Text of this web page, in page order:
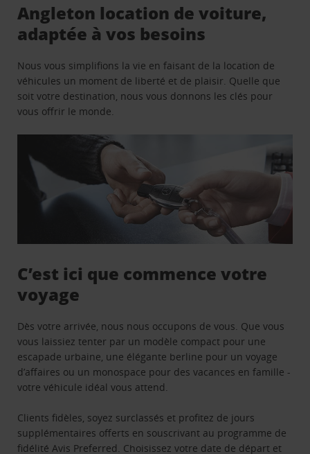
Angleton location de voiture,
adaptée à vos besoins
Nous vous simplifions la vie en faisant de la location de
véhicules un moment de liberté et de plaisir. Quelle que
soit votre destination, nous vous donnons les clés pour
vous offrir le monde.
C’est ici que commence votre
voyage
Dès votre arrivée, nous nous occupons de vous. Que vous
vous laissiez tenter par un modèle compact pour une
escapade urbaine, une élégante berline pour un voyage
d’affaires ou un monospace pour des vacances en famille -
votre véhicule idéal vous attend.
Clients fidèles, soyez surclassés et profitez de jours
supplémentaires offerts en souscrivant au programme de
fidélitéAvis Preferred. Choisissez votre date de départ et